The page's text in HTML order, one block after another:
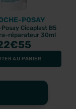
POSAY
Cicaplast B5
réparateur 30ml
€55
AU PANIER